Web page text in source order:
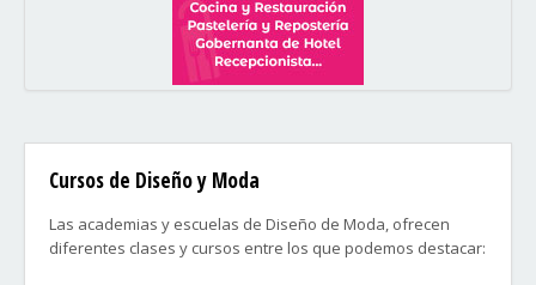
Cursos de Diseño y Moda
Las academias y escuelas de Diseño de Moda, ofrecen
diferentes clases y cursos entre los que podemos destacar: